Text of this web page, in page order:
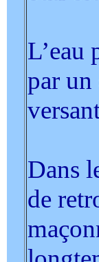
L’eau
par un
Dans
de